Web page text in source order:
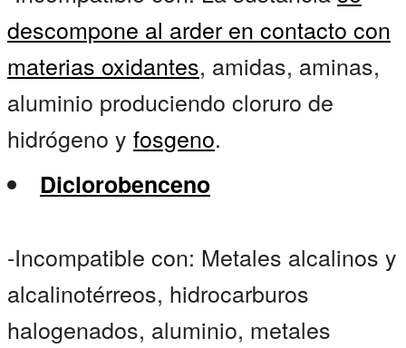
descompone al arder en contacto con
materias oxidantes, amidas, aminas,
aluminio produciendo cloruro de
hidrógeno y fosgeno.
Diclorobenceno
-Incompatible con: Metales alcalinos y
alcalinotérreos, hidrocarburos
halogenados, aluminio, metales